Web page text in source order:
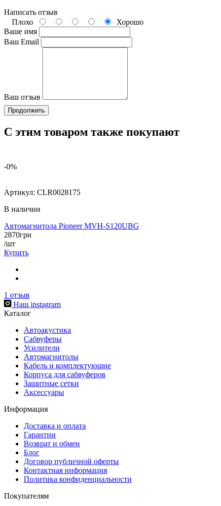
Написать отзыв
Плохо
Хорошо
Ваше имя
Ваш Email
Ваш отзыв
Продолжить
С этим товаром также покупают
-0%
Артикул: CLR0028175
В наличии
Автомагнитола Pioneer MVH-S120UBG
2870грн
/шт
Купить
1 отзыв
Наш instagram
Каталог
Автоакустика
Сабвуферы
Усилители
Автомагнитолы
Кабель и комплектующие
Корпуса для сабвуферов
Защитные сетки
Аксессуары
Информация
Доставка и оплата
Гарантии
Возврат и обмен
Блог
Договор публичной оферты
Контактная информация
Политика конфиденциальности
Покупателям